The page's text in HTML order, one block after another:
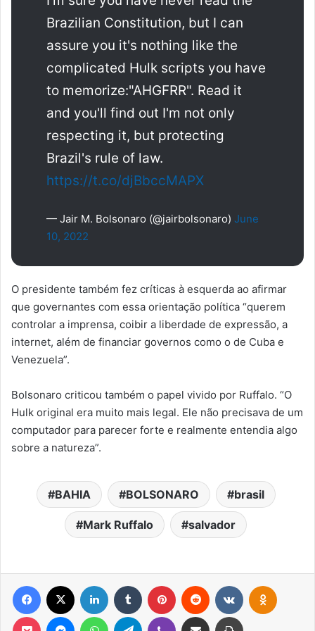
Brazilian Constitution, but I can
assure you it's nothing like the
complicated Hulk scripts you have
to memorize:"AHGFRR". Read it
and you'll find out I'm not only
respecting it, but protecting
Brazil's rule of law.
https://t.co/djBbccMAPX
— Jair M. Bolsonaro (@jairbolsonaro) June
10, 2022
O presidente também fez críticas à esquerda ao afirmar
que governantes com essa orientação política “querem
controlar a imprensa, coibir a liberdade de expressão, a
internet, além de financiar governos como o de Cuba e
Venezuela”.
Bolsonaro criticou também o papel vivido por Ruffalo. “O
Hulk original era muito mais legal. Ele não precisava de um
computador para parecer forte e realmente entendia algo
sobre a natureza”.
BAHIA BOLSONARO brasil
Mark Ruffalo salvador
Facebook Linkedin Tumblr Pinterest Reddit
Pocket MessengerWhatsAppTelegram Viber Compartilhar via e-mail Imprimir